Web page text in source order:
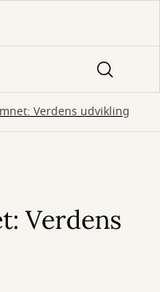
Verdens udvikling
Verdens